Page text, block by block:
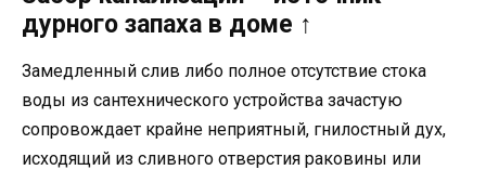
дурного запаха в доме ↑
Замедленный слив либо полное отсутствие стока
воды из сантехнического устройства зачастую
сопровождает крайне неприятный, гнилостный дух,
исходящий из сливного отверстия раковины или